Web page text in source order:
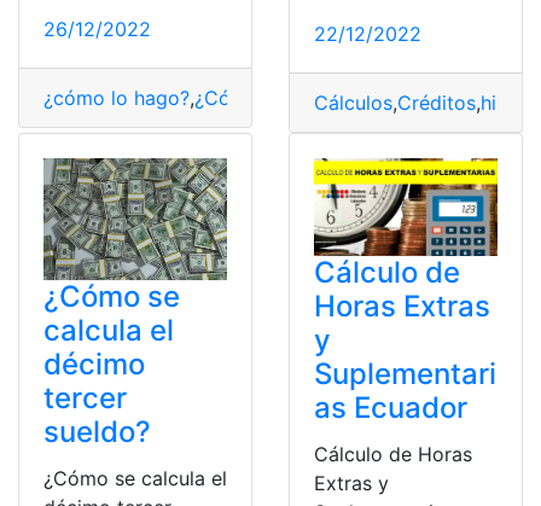
26/12/2022
¿cómo lo hago?,¿Cómo saber?,Cálculos,Ratio
22/12/2022
Cálculos,Créditos,
¿Cómo se
calcula el
décimo
tercer
sueldo?
¿Cómo se calcula el
Cálculo de
Horas Extras
y
Suplementari
as Ecuador
Cálculo de Horas
Extras y